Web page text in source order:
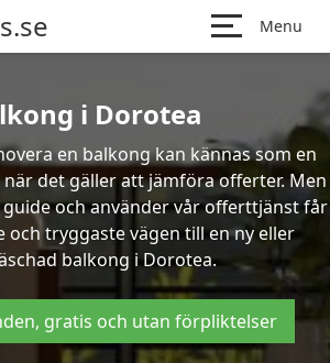
Menu
i Dorotea
en balkong kan kännas som en
det gäller att jämföra offerter. Men
och använder vår offerttjänst får
och tryggaste vägen till en ny eller
balkong i Dorotea.
gratis och utan förpliktelser